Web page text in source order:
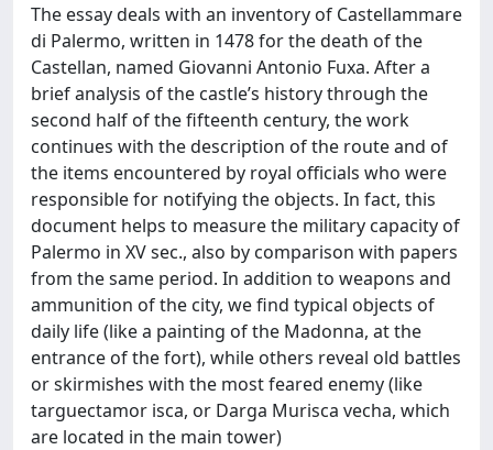
The essay deals with an inventory of Castellammare
di Palermo, written in 1478 for the death of the
Castellan, named Giovanni Antonio Fuxa. After a
brief analysis of the castle’s history through the
second half of the fifteenth century, the work
continues with the description of the route and of
the items encountered by royal officials who were
responsible for notifying the objects. In fact, this
document helps to measure the military capacity of
Palermo in XV sec., also by comparison with papers
from the same period. In addition to weapons and
ammunition of the city, we find typical objects of
daily life (like a painting of the Madonna, at the
entrance of the fort), while others reveal old battles
or skirmishes with the most feared enemy (like
targuectamor isca, or Darga Murisca vecha, which
are located in the main tower)